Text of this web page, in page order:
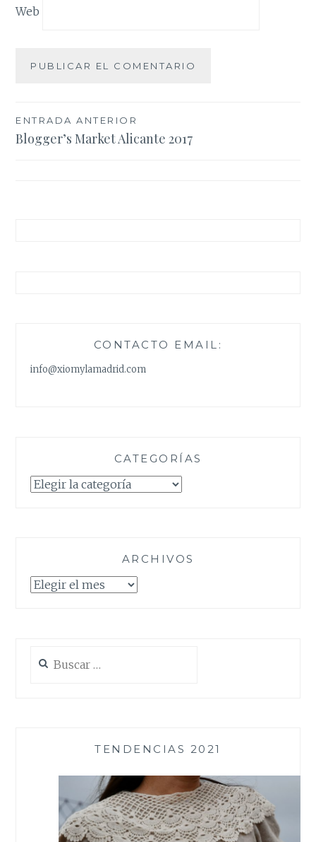
Web
Navegación
de
ENTRADA ANTERIOR
Blogger’s Market Alicante 2017
CONTACTO EMAIL:
info@xiomylamadrid.com
CATEGORÍAS
Categorías
ARCHIVOS
Archivos
TENDENCIAS 2021